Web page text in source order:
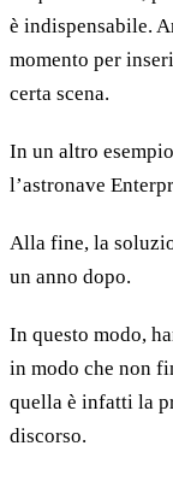
è indispensabile.
momento per
certa scena.
In un altro
l’astronave
Alla fine, la
un anno dopo.
In questo modo,
in modo che non
quella è infatti la
discorso.